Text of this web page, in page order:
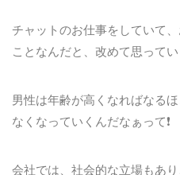
チャットのお仕事をしていて
ことなんだと、改めて思って
男性は年齢が高くなればなる
なくなっていくんだなぁって❗️
会社では、社会的な立場もあ